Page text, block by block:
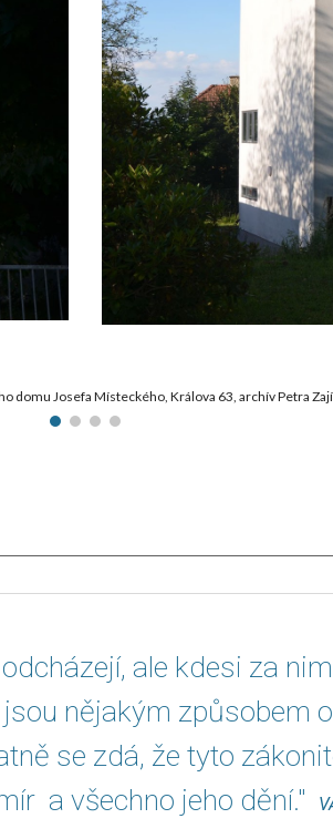
domu Josefa Místeckého, Králova 63, archív Petra
odcházejí, ale kdesi za
nějakým způsobem
se zdá, že tyto
a všechno jeho dění."